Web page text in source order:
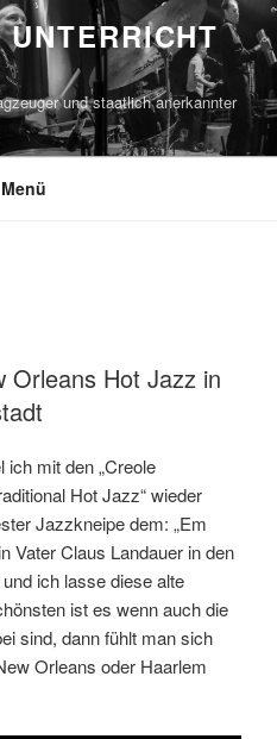
und staatlich anerkannter
Menü
Orleans Hot Jazz in
mit den „Creole
Hot Jazz“ wieder
Jazzkneipe dem: „Em
Vater Claus Landauer in den
ich lasse diese alte
ist es wenn auch die
sind, dann fühlt man sich
Orleans oder Haarlem